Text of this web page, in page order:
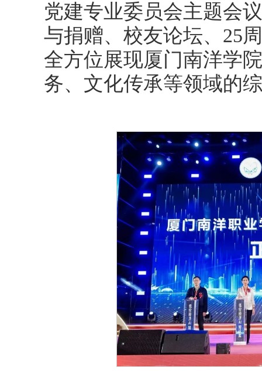
党建专业委员会主题会
与捐赠、校友论坛、25
全方位展现厦门南洋学
务、文化传承等领域的